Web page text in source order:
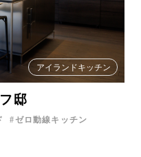
アイランドキッチン
邸
ゼロ動線キッチン